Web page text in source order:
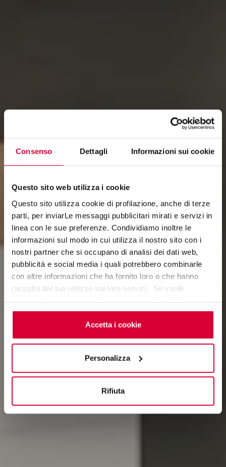
Consenso Dettagli Informazioni sui cookie
Questo sito web utilizza i cookie
Questo sito utilizza cookie di profilazione, anche di terze
parti, per inviarLe messaggi pubblicitari mirati e servizi in
linea con le sue preferenze. Condividiamo inoltre le
informazioni sul modo in cui utilizza il nostro sito con i
nostri partner che si occupano di analisi dei dati web,
pubblicità e social media i quali potrebbero combinarle
con altre informazioni che ha fornito loro o che hanno
raccolto dal tuo utilizzo sui loro servizi. Se vuole
cookieclicchi qui. Il consenso può essere espresso
cliccando sul tasto “Accetta i cookie”. Se non vuole i
cookie di profilazione può negare il consenso sul tasto
Accetta i cookie
Personalizza
Rifiuta
SYNTECH